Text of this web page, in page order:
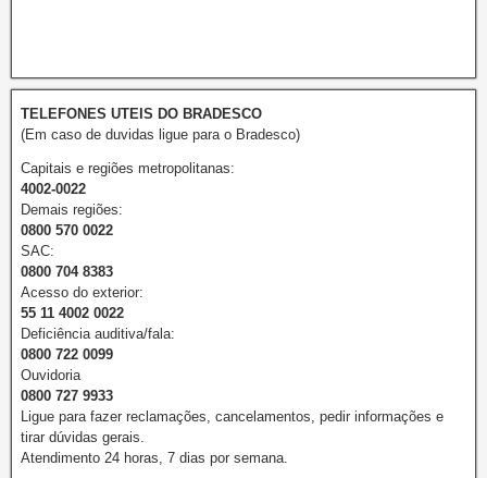
TELEFONES UTEIS DO BRADESCO
(Em caso de duvidas ligue para o Bradesco)
Capitais e regiões metropolitanas:
4002-0022
Demais regiões:
0800 570 0022
SAC:
0800 704 8383
Acesso do exterior:
55 11 4002 0022
Deficiência auditiva/fala:
0800 722 0099
Ouvidoria
0800 727 9933
Ligue para fazer reclamações, cancelamentos, pedir informações e
tirar dúvidas gerais.
Atendimento 24 horas, 7 dias por semana.